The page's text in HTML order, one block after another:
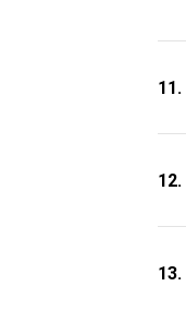
11.
12.
13.